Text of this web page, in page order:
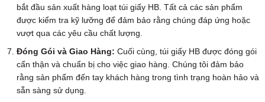
bắt đầu sản xuất hàng loạt túi giấy HB. Tất cả các sản phẩm
được kiểm tra kỹ lưỡng để đảm bảo rằng chúng đáp ứng hoặc
vượt qua các yêu cầu chất lượng.
Đóng Gói và Giao Hàng: Cuối cùng, túi giấy HB được đóng gói
cẩn thận và chuẩn bị cho việc giao hàng. Chúng tôi đảm bảo
rằng sản phẩm đến tay khách hàng trong tình trạng hoàn hảo và
sẵn sàng sử dụng.